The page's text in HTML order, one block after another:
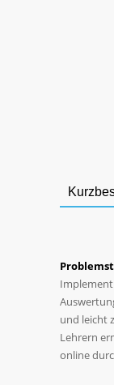
und leicht
Lehrern
online